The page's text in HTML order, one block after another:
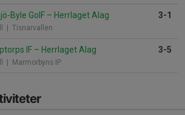
Byle GoIF – Herrlaget Alag
| Tisnarvallen
3-1
IF – Herrlaget Alag
| Marmorbyns IP
3-5